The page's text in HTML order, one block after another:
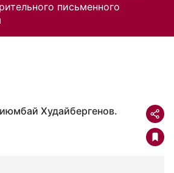
письменного
Худайбергенов.